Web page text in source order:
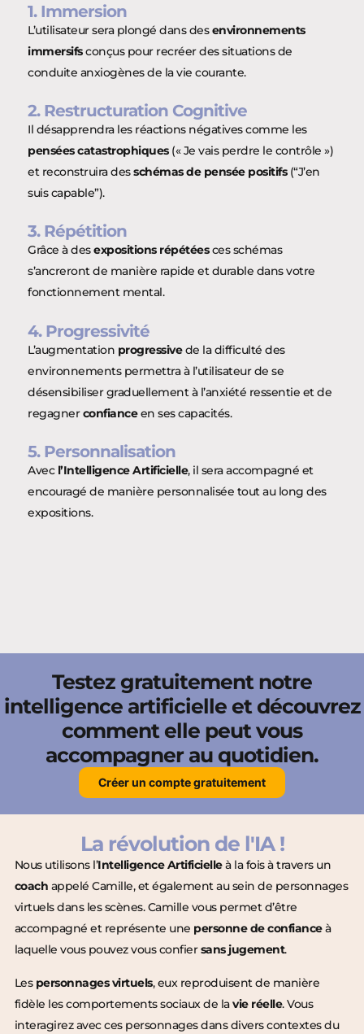
1. Immersion
L’utilisateur sera plongé dans desenvironnements
immersifsconçus pour recréer des situations de
conduite anxiogènes de la vie courante.
2. Restructuration Cognitive
Il désapprendra les réactions négatives comme les
pensées catastrophiques(« Je vais perdre le contrôle »)
et reconstruira desschémas de pensée positifs(“J’en
suis capable”).
3. Répétition
Grâce à desexpositions répétéesces schémas
s’ancreront de manière rapide et durable dans votre
fonctionnement mental.
4. Progressivité
L’augmentation progressivede la difficulté des
environnements permettra à l’utilisateur de se
désensibiliser graduellement à l’anxiété ressentie et de
regagnerconfianceen ses capacités.
5. Personnalisation
Avecl’Intelligence Artificielle, il sera accompagné et
encouragé de manière personnalisée tout au long des
expositions.
Testez gratuitement notre
intelligence artificielle et découvrez
comment elle peut vous
accompagner au quotidien.
Créer un compte gratuitement
La révolution de l'IA !
Nous utilisons l’Intelligence Artificielleà la fois à travers un
coach appelé Camille, et également au sein de personnages
virtuels dans les scènes. Camille vous permet d’être
accompagné et représente une personne de confianceà
laquelle vous pouvez vous confiersans jugement.
Les personnages virtuels, eux reproduisent de manière
fidèle les comportements sociaux de lavie réelle. Vous
interagirez avec ces personnages dans divers contextes du